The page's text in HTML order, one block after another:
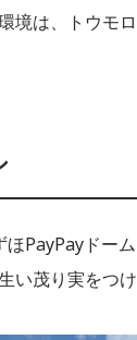
境は、トウモ
PayPayドー
茂り実をつけ